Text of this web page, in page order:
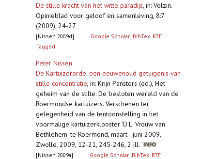
De stille kracht van het witte paradijs, in: Volzin.
Opinieblad voor geloof en samenleving, 8:7
(2009), 24-27
[Nissen 2009d] Google Scholar BibTex RTF
Tagged
Peter Nissen
De Kartuizerorde: een eeuwenoud getuigenis van
stille concentratie, in: Krijn Pansters (ed.), Het
geheim van de stilte. De besloten wereld van de
Roermondse kartuizers. Verschenen ter
gelegenheid van de tentoonstelling in het
voormalige kartuizerklooster 'O.L. Vrouw van
Bethlehem' te Roermond, maart - juni 2009,
Zwolle, 2009, 12-21, 245-246, 2 ill.
[Nissen 2009a] Google Scholar BibTex RTF